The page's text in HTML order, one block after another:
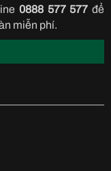
0888 577 577 để
miễn phí.